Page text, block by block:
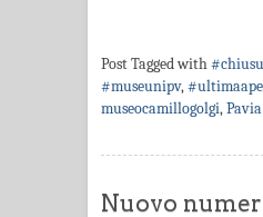
Post Tagged with
#museunipv,
museocamillogolgi,Pavia
Nuovo